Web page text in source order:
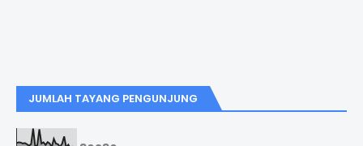
JUMLAH TAYANG PENGUNJUNG